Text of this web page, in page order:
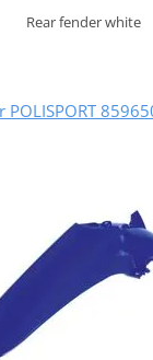
Rear fender white
POLISPORT